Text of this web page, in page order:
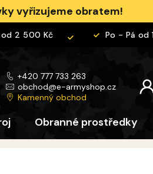
vyřizujeme obratem!
2 500 Kč Po - Pá od
+420 777 733 263
obchod@e-armyshop.cz
Kamenný obchod
Obranné prostředky